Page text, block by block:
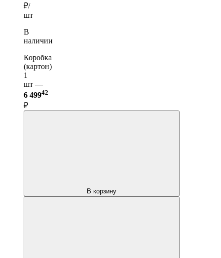
₽/
шт
В
наличии
Коробка
(картон)
1
шт —
6 49942
₽
В корзину